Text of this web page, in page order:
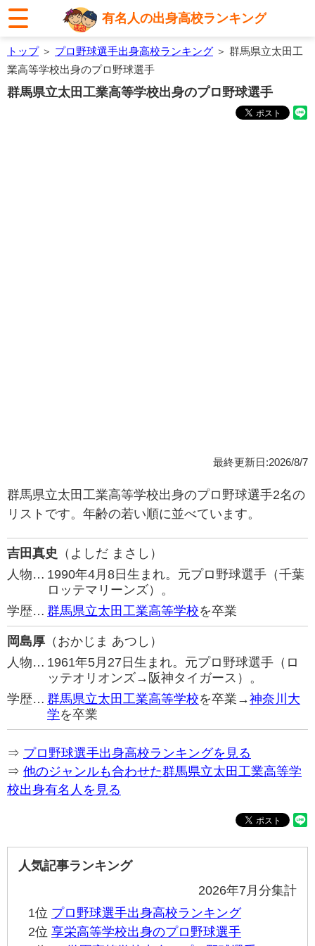
有名人の出身高校ランキング
トップ＞ プロ野球選手出身高校ランキング ＞ 群馬県立太田工
業高等学校出身のプロ野球選手
群馬県立太田工業高等学校出身のプロ野球選手
最終更新日:2026/8/7
群馬県立太田工業高等学校出身のプロ野球選手2名の
リストです。年齢の若い順に並べています。
吉田真史 （よしだ まさし）
人物… 1990年4月8日生まれ。元プロ野球選手（千葉
ロッテマリーンズ）。
学歴… 群馬県立太田工業高等学校を卒業
岡島厚 （おかじま あつし）
人物… 1961年5月27日生まれ。元プロ野球選手（ロ
ッテオリオンズ→阪神タイガース）。
学歴… 群馬県立太田工業高等学校を卒業→神奈川大
学を卒業
⇒ プロ野球選手出身高校ランキングを見る
⇒ 他のジャンルも合わせた群馬県立太田工業高等学
校出身有名人を見る
人気記事ランキング
2026年7月分集計
1位 プロ野球選手出身高校ランキング
2位 享栄高等学校出身のプロ野球選手